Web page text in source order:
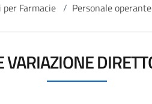
Farmacie / Personale